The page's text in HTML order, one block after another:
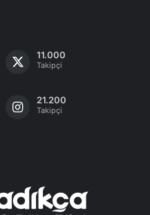
11.000
Takipçi
21.200
Takipçi